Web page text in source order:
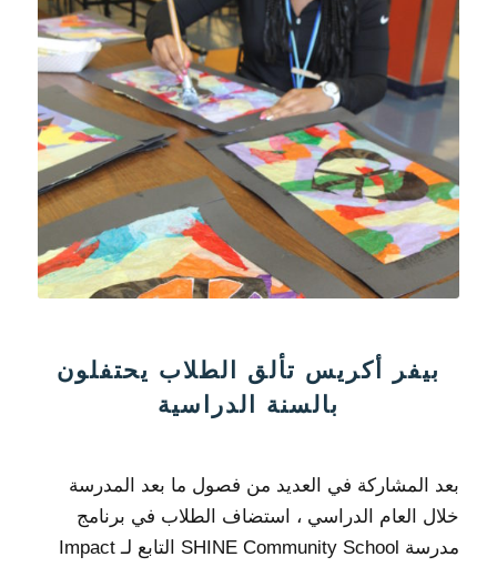
بيفر أكريس تألق الطلاب يحتفلون
بالسنة الدراسية
بعد المشاركة في العديد من فصول ما بعد المدرسة
خلال العام الدراسي ، استضاف الطلاب في برنامج
مدرسة SHINE Community School التابع لـ Impact